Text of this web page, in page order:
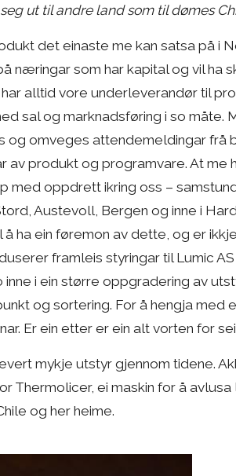
ut til andre land som til dømes
det einaste me kan satsa på i
næringar som har kapital og vil ha
alltid vore underleverandør til
sal og marknadsføring i so måte.
og omveges attendemeldingar frå
av produkt og programvare. At me
med oppdrett ikring oss –
Austevoll, Bergen og inne i
ha ein føremon av dette, og er
framleis styringar til Lumic AS
inne i ein større oppgradering av
og sortering. For å hengja med
Er ein etter er ein alt vorten for
mykje utstyr gjennom tidene.
Thermolicer, ei maskin for å
og her heime.